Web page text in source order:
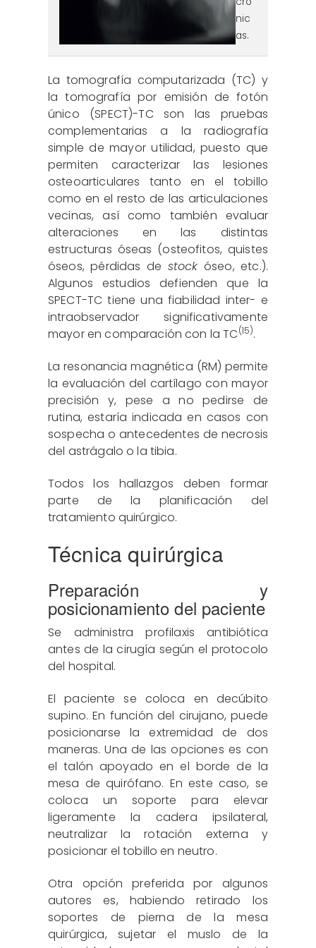
nic
as.
La tomografía computarizada (TC) y
la tomografía por emisión de fotón
único (SPECT)-TC son las pruebas
complementarias a la radiografía
simple de mayor utilidad, puesto que
permiten caracterizar las lesiones
osteoarticulares tanto en el tobillo
como en el resto de las articulaciones
vecinas, así como también evaluar
alteraciones en las distintas
estructuras óseas (osteofitos, quistes
óseos, pérdidas de stock óseo, etc.).
Algunos estudios defienden que la
SPECT-TC tiene una fiabilidad inter- e
intraobservador significativamente
mayor en comparación con la TC(15).
La resonancia magnética (RM) permite
la evaluación del cartílago con mayor
precisión y, pese a no pedirse de
rutina, estaría indicada en casos con
sospecha o antecedentes de necrosis
del astrágalo o la tibia.
Todos los hallazgos deben formar
parte de la planificación del
tratamiento quirúrgico.
Técnica quirúrgica
Preparación y
posicionamiento del paciente
Se administra profilaxis antibiótica
antes de la cirugía según el protocolo
del hospital.
El paciente se coloca en decúbito
supino. En función del cirujano, puede
posicionarse la extremidad de dos
maneras. Una de las opciones es con
el talón apoyado en el borde de la
mesa de quirófano. En este caso, se
coloca un soporte para elevar
ligeramente la cadera ipsilateral,
neutralizar la rotación externa y
posicionar el tobillo en neutro.
Otra opción preferida por algunos
autores es, habiendo retirado los
soportes de pierna de la mesa
quirúrgica, sujetar el muslo de la